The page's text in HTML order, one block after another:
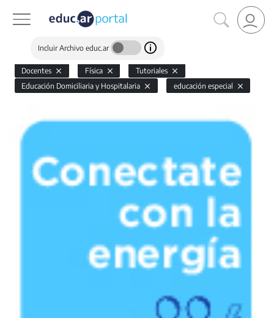
Incluir Archivo educ.ar
Docentes Física
Tutoriales
Educación Domiciliaria y Hospitalaria
educación especial